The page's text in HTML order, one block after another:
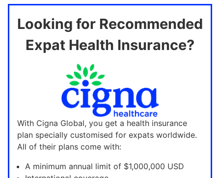
Looking for Recommended
Expat Health Insurance?
With Cigna Global, you get a health insurance
plan specially customised for expats worldwide.
All of their plans come with:
A minimum annual limit of $1,000,000 USD